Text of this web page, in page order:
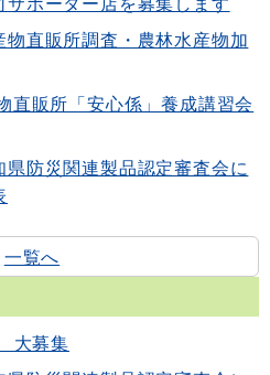
サポーター店を募集します
直販所調査・農林水産物加
直販所「安心係」養成講習会
防災関連製品認定審査会に
一覧へ
大募集